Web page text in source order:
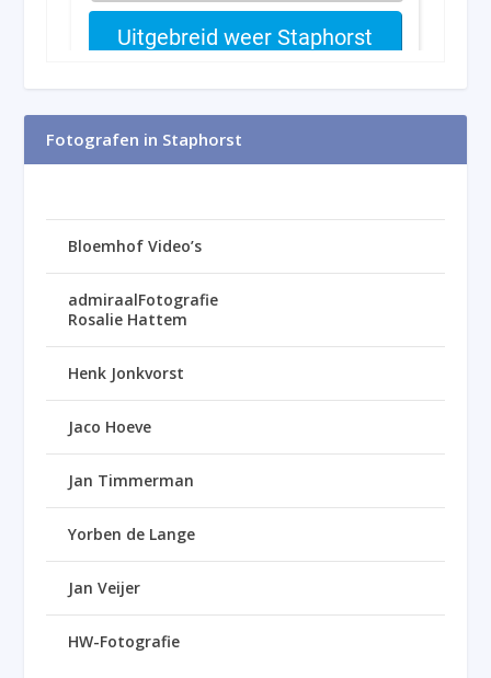
Fotografen in Staphorst
Bloemhof Video’s
admiraalFotografie
Rosalie Hattem
Henk Jonkvorst
Jaco Hoeve
Jan Timmerman
Yorben de Lange
Jan Veijer
HW-Fotografie